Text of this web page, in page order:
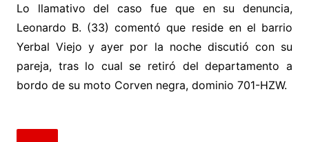
Lo llamativo del caso fue que en su denuncia,
Leonardo B. (33) comentó que reside en el barrio
Yerbal Viejo y ayer por la noche discutió con su
pareja, tras lo cual se retiró del departamento a
bordo de su moto Corven negra, dominio 701-HZW.